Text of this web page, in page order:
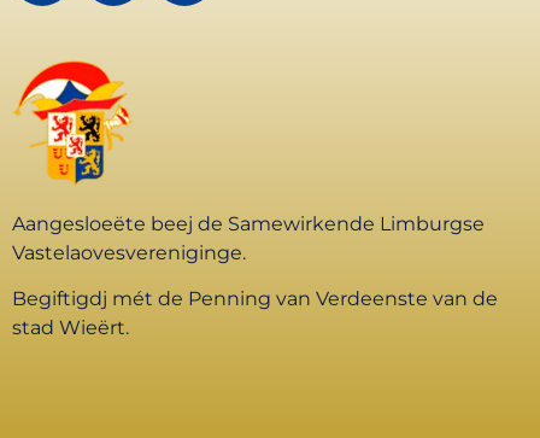
Aangesloeëte beej de Samewirkende Limburgse
Vastelaovesvereniginge.
Begiftigdj mét de Penning van Verdeenste van de
stad Wieërt.